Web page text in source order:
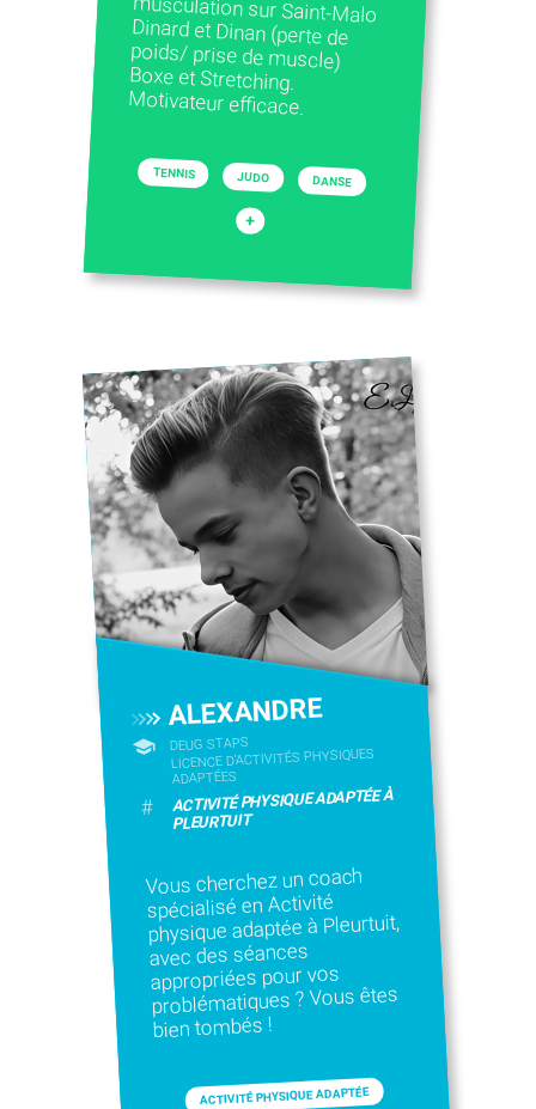
Motivateur efficace.
TENNIS JUDO DANSE
+
ALEXANDRE
DEUG STAPS
LICENCE D’ACTIVITÉS PHYSIQUES
ADAPTÉES
# ACTIVITÉ PHYSIQUE ADAPTÉE À
PLEURTUIT
Vous cherchez un coach
spécialisé en Activité
physique adaptée à Pleurtuit,
avec des séances
appropriées pour vos
problématiques ? Vous êtes
bien tombés !
ACTIVITÉ PHYSIQUE ADAPTÉE